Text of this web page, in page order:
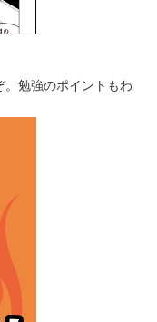
勉強のポイントもわ